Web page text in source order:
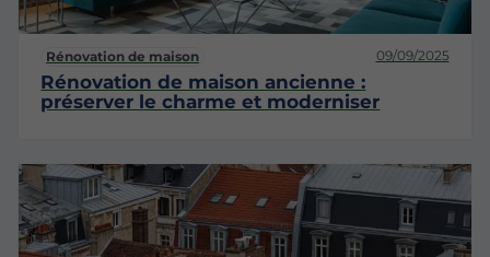
Rénovation de maison 09/09/2025
Rénovation de maison ancienne :
préserver le charme et moderniser